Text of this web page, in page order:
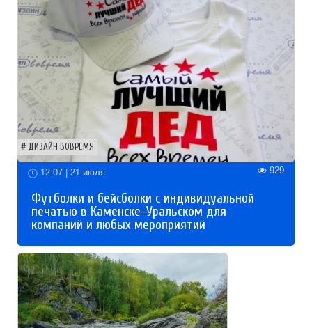
ДИЗАЙН ВОВРЕМЯ
12:07 | 21 июля 929
Футболки и бейсболки с индивидуальной
печатью в Каменске-Уральском для
компаний и любых мероприятий